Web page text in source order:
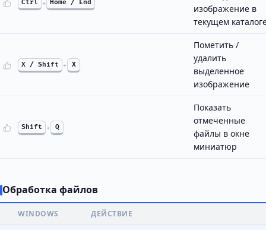
Ctrl + Home / End
изображение в
текущем
X / Shift + X
Пометить /
удалить
выделенное
изображение
Shift + Q
Показать
отмеченные
файлы в окне
миниатюр
Обработка файлов
WINDOWS ДЕЙСТВИЕ